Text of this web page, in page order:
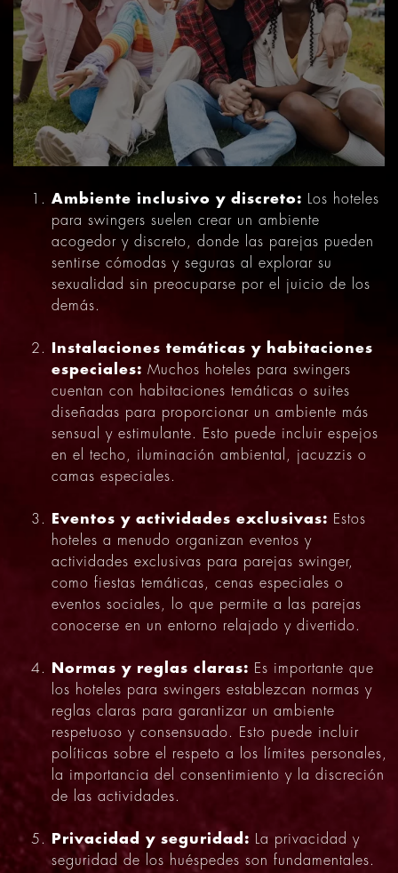
Ambiente inclusivo y discreto: Los hoteles
para swingers suelen crear un ambiente
acogedor y discreto, donde las parejas pueden
sentirse cómodas y seguras al explorar su
sexualidad sin preocuparse por el juicio de los
demás.
Instalaciones temáticas y habitaciones
especiales: Muchos hoteles para swingers
cuentan con habitaciones temáticas o suites
diseñadas para proporcionar un ambiente más
sensual y estimulante. Esto puede incluir espejos
en el techo, iluminación ambiental, jacuzzis o
camas especiales.
Eventos y actividades exclusivas: Estos
hoteles a menudo organizan eventos y
actividades exclusivas para parejas swinger,
como fiestas temáticas, cenas especiales o
eventos sociales, lo que permite a las parejas
conocerse en un entorno relajado y divertido.
Normas y reglas claras: Es importante que
los hoteles para swingers establezcan normas y
reglas claras para garantizar un ambiente
respetuoso y consensuado. Esto puede incluir
políticas sobre el respeto a los límites personales,
la importancia del consentimiento y la discreción
de las actividades.
Privacidad y seguridad: La privacidad y
seguridad de los huéspedes son fundamentales.